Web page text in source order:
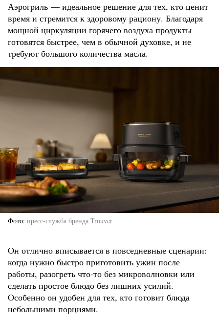
Аэрогриль — идеальное решение для тех, кто ценит
время и стремится к здоровому рациону. Благодаря
мощной циркуляции горячего воздуха продукты
готовятся быстрее, чем в обычной духовке, и не
требуют большого количества масла.
Фото пресс-служба бренда Trouver
Он отлично вписывается в повседневные сценарии:
когда нужно быстро приготовить ужин после
работы, разогреть что-то без микроволновки или
сделать простое блюдо без лишних усилий.
Особенно он удобен для тех, кто готовит блюда
небольшими порциями.